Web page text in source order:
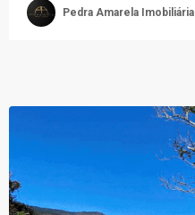
Pedra Amarela Imobiliária